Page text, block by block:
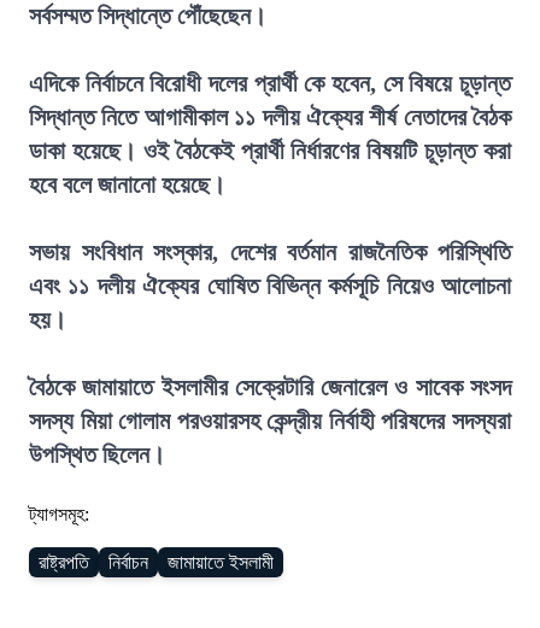
সর্বসম্মত সিদ্ধান্তে পৌঁছেছেন।
এদিকে নির্বাচনে বিরোধী দলের প্রার্থী কে হবেন, সে বিষয়ে চূড়ান্ত
সিদ্ধান্ত নিতে আগামীকাল ১১ দলীয় ঐক্যের শীর্ষ নেতাদের বৈঠক
ডাকা হয়েছে। ওই বৈঠকেই প্রার্থী নির্ধারণের বিষয়টি চূড়ান্ত করা
হবে বলে জানানো হয়েছে।
সভায় সংবিধান সংস্কার, দেশের বর্তমান রাজনৈতিক পরিস্থিতি
এবং ১১ দলীয় ঐক্যের ঘোষিত বিভিন্ন কর্মসূচি নিয়েও আলোচনা
হয়।
বৈঠকে জামায়াতে ইসলামীর সেক্রেটারি জেনারেল ও সাবেক সংসদ
সদস্য মিয়া গোলাম পরওয়ারসহ কেন্দ্রীয় নির্বাহী পরিষদের সদস্যরা
উপস্থিত ছিলেন।
ট্যাগসমূহ:
রাষ্ট্রপতি নির্বাচন জামায়াতে ইসলামী